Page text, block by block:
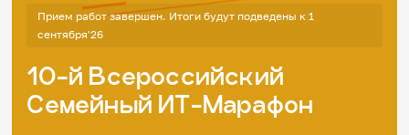
Инфографики
Презентации
Кибершкола
Личный кабинет
English
События
Прием работ завершен. Итоги будут подведены к 1
сентября'26
10-й Всероссийский
Семейный ИТ-Марафон